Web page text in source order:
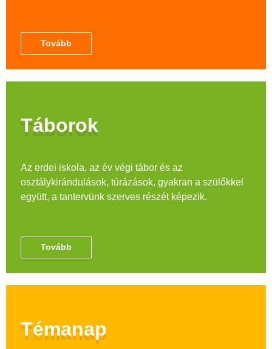
Tovább
Táborok
Az erdei iskola, az év végi tábor és az
osztálykirándulások, túrázások, gyakran a szülőkkel
együtt, a tantervünk szerves részét képezik.
Tovább
Témanap